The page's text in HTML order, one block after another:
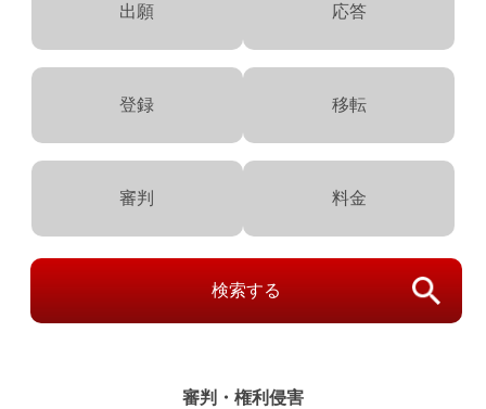
出願 応答
登録 移転
審判 料金
検索する
審判・権利侵害